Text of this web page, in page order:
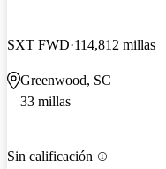
SXT FWD 114,812 millas
Greenwood, SC
33 millas
Sin calificación